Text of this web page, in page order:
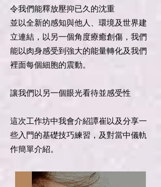
令我們能釋放壓抑已久的沈重
並以全新的感知與他人、環境及世界建
立連結，以另一個角度療癒創傷，我們
能以肉身感受到強大的能量轉化及我們
裡面每個細胞的震動。
讓我們以另一個眼光看待並感受性
這次工作坊中我會介紹譚崔以及分享一
些入門的基礎技巧練習，及對當中儀軌
作簡單介紹。